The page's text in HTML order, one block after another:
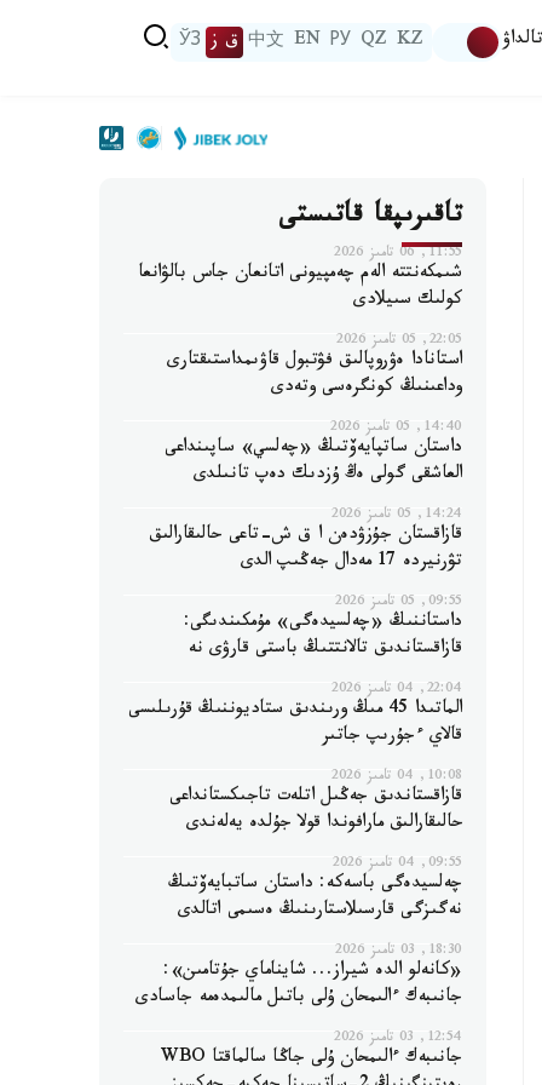
تالداۋ KZ
QZ
РУ
EN
中文 ق ز ЎЗ
تاقىرىپقا قاتىستى
11:55, 06 تامىز 2026
شىمكەنتتە الەم چەمپيونى اتانعان جاس بالۋانعا
كولىك سىيلادى
22:05, 05 تامىز 2026
استانادا ەۋروپالىق فۋتبول قاۋىمداستىقتارى
وداعىنىڭ كونگرەسى وتەدى
14:40, 05 تامىز 2026
داستان ساتپايەۆتىڭ «چەلسي» ساپىنداعى
العاشقى گولى ەڭ ۇزدىك دەپ تانىلدى
14:24, 05 تامىز 2026
قازاقستان جۇزۋدەن ا ق ش-تاعى حالىقارالىق
تۋرنيردە 17 مەدال جەڭىپ الدى
09:55, 05 تامىز 2026
داستاننىڭ «چەلسيدەگى» مۇمكىندىگى:
قازاقستاندىق تالانتتىڭ باستى قارۋى نە
22:04, 04 تامىز 2026
الماتىدا 45 مىڭ ورىندىق ستاديوننىڭ قۇرىلىسى
قالاي ءجۇرىپ جاتىر
10:08, 04 تامىز 2026
قازاقستاندىق جەڭىل اتلەت تاجىكستانداعى
حالىقارالىق مارافوندا قولا جۇلدە يەلەندى
09:55, 04 تامىز 2026
چەلسيدەگى باسەكە: داستان ساتبايەۆتىڭ
نەگىزگى قارسىلاستارىنىڭ ەسىمى اتالدى
18:30, 03 تامىز 2026
«كانەلو الدە شيراز... شايناماي جۇتامىن»:
جانىبەك ءالىمحان ۇلى باتىل مالىمدەمە جاسادى
12:54, 03 تامىز 2026
جانىبەك ءالىمحان ۇلى جاڭا سالماقتا WBO